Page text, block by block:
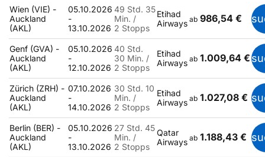
Wien (VIE) -
Auckland
(AKL)
05.10.2026
-
13.10.2026
49 Std. 35
Min. /
2 Stopps
Etihad
Airways ab 986,54 €
Genf (GVA) -
Auckland
(AKL)
05.10.2026
-
12.10.2026
40 Std.
30 Min. /
2 Stopps
Etihad
Airways ab 1.009,64 €
Zürich (ZRH) -
Auckland
(AKL)
07.10.2026
-
14.10.2026
30 Std. 10
Min. /
2 Stopps
Etihad
Airways ab 1.027,08 €
Berlin (BER) -
Auckland
(AKL)
05.10.2026
-
13.10.2026
27 Std. 45
Min. /
2 Stopps
Qatar
Airways ab 1.188,43 €